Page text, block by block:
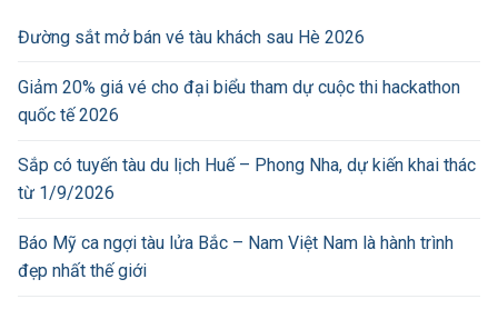
Đường sắt mở bán vé tàu khách sau Hè 2026
Giảm 20% giá vé cho đại biểu tham dự cuộc thi hackathon
quốc tế 2026
Sắp có tuyến tàu du lịch Huế – Phong Nha, dự kiến khai thác
từ 1/9/2026
Báo Mỹ ca ngợi tàu lửa Bắc – Nam Việt Nam là hành trình
đẹp nhất thế giới